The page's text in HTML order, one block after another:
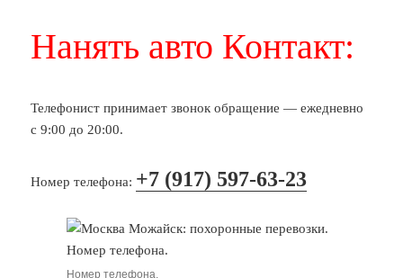
Нанять авто Контакт:
Телефонист принимает звонок обращение — ежедневно
с 9:00 до 20:00.
Номер телефона: +7 (917) 597-63-23
Номер телефона.